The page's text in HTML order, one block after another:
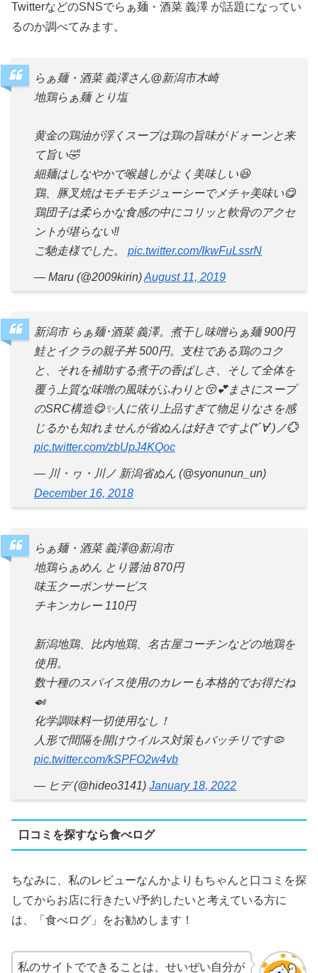
TwitterなどのSNSでらぁ麺・酒菜 義澤 が話題になってい
るのか調べてみます。
らぁ麺・酒菜 義澤さん@新潟市木崎
地鶏らぁ麺 とり塩
黄金の鶏油が浮くスープは鶏の旨味がドォーンと来
て旨い🤣
細麺はしなやかで喉越しがよく美味しい😆
鶏、豚叉焼はモチモチジューシーでメチャ美味い😋
鶏団子は柔らかな食感の中にコリッと軟骨のアクセ
ントが堪らない‼️
ご馳走様でした。 pic.twitter.com/IkwFuLssrN
— Maru (@2009kirin)August 11, 2019
新潟市 らぁ麺･酒菜 義澤。煮干し味噌らぁ麺 900円
鮭とイクラの親子丼 500円。支柱である鶏のコク
と、それを補助する煮干の香ばしさ、そして全体を
覆う上質な味噌の風味がふわりと😚💕まさにスープ
のSRC構造😋✨人に依り上品すぎて物足りなさを感
じるかも知れませんが省ぬんは好きですよ(*´∀`)ノ💮
pic.twitter.com/zbUpJ4KQoc
— 川・ヮ・川ノ 新潟省ぬん (@syonunun_un)
December 16, 2018
らぁ麺・酒菜 義澤@新潟市
地鶏らぁめん とり醤油 870円
味玉クーポンサービス
チキンカレー 110円
新潟地鶏、比内地鶏、名古屋コーチンなどの地鶏を
使用。
数十種のスパイス使用のカレーも本格的でお得だね
🍛
化学調味料一切使用なし！
人形で間隔を開けウイルス対策もバッチリです🦠
pic.twitter.com/kSPFO2w4vb
— ヒデ (@hideo3141) January 18, 2022
口コミを探すなら食べログ
ちなみに、私のレビューなんかよりもちゃんと口コミを探
してからお店に行きたい/予約したいと考えている方に
は、「食べログ」をお勧めします！
私のサイトでできることは、せいぜい自分が